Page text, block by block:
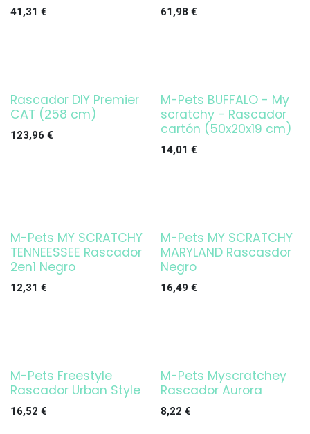
41,31 € 61,98 €
Rascador DIY Premier
CAT (258 cm)
123,96 €
M-Pets BUFFALO - My
scratchy - Rascador
cartón (50x20x19 cm)
14,01 €
M-Pets MY SCRATCHY
TENNEESSEE Rascador
2en1 Negro
12,31 €
M-Pets MY SCRATCHY
MARYLAND Rascasdor
Negro
16,49 €
M-Pets Freestyle
Rascador Urban Style
16,52 €
Agotado
M-Pets Myscratchey
Rascador Aurora
8,22 €